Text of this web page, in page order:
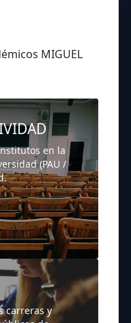
MIGUEL
en la
(PAU /
carreras y